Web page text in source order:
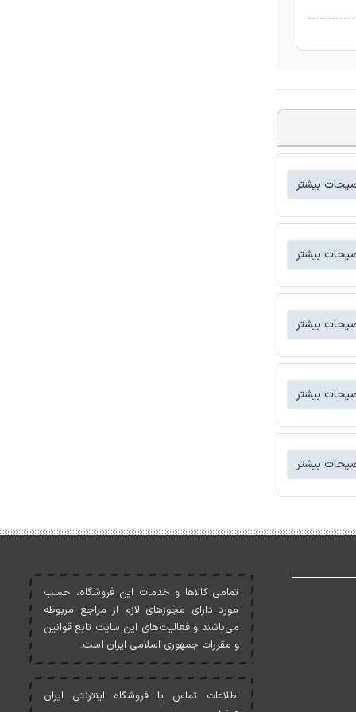
بیشتر
بیشتر
بیشتر
بیشتر
بیشتر
تمامی کالاها و خدمات اين فروشگاه، حسب
مورد دارای مجوزهای لازم از مراجع مربوطه
می‌باشند و فعاليت‌های اين سايت تابع قوانين
و مقررات جمهوری اسلامی ايران است.
اطلاعات تماس با فروشگاه اینترنتی ایران